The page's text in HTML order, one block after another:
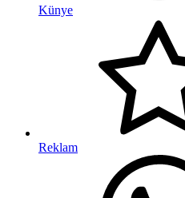
Künye
Reklam